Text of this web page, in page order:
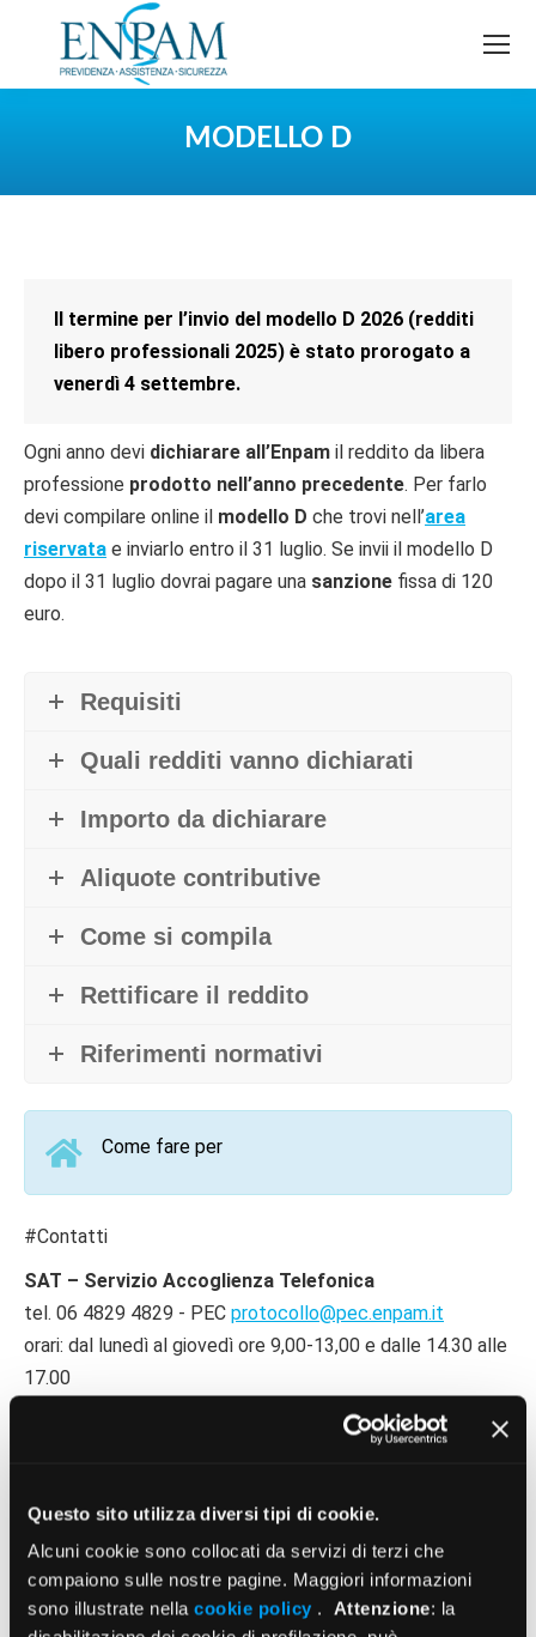
Questo sito utilizza diversi tipi di cookie.
Alcuni cookie sono collocati da servizi di terzi che
compaiono sulle nostre pagine. Maggiori informazioni
sono illustrate nella cookie policy . Attenzione: la
MODELLO D
Il termine per l’invio del modello D 2026 (redditi
libero professionali 2025) è stato prorogato a
venerdì 4 settembre.
Ogni anno devi dichiarare all’Enpam il reddito da libera
professione prodotto nell’anno precedente. Per farlo
devi compilare online il modello D che trovi nell’area
riservata e inviarlo entro il 31 luglio. Se invii il modello D
dopo il 31 luglio dovrai pagare una sanzione fissa di 120
euro.
Requisiti
Quali redditi vanno dichiarati
Importo da dichiarare
Aliquote contributive
Come si compila
Rettificare il reddito
Riferimenti normativi
Come fare per
#Contatti
SAT – Servizio Accoglienza Telefonica
tel. 06 4829 4829 - PEC protocollo@pec.enpam.it
orari: dal lunedì al giovedì ore 9,00-13,00 e dalle 14.30 alle
17.00
orari: dal lunedì al venerdì, dalle 9,00 alle 13,00.
Ordini provinciali dei medici e degli odontoiatri
Consultare l’elenco degli Ordini presenti sul territorio
questa sezione